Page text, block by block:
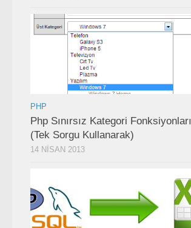
PHP
Php Sınırsız Kategori Fonksiyonları
(Tek Sorgu Kullanarak)
14 NISAN 2013